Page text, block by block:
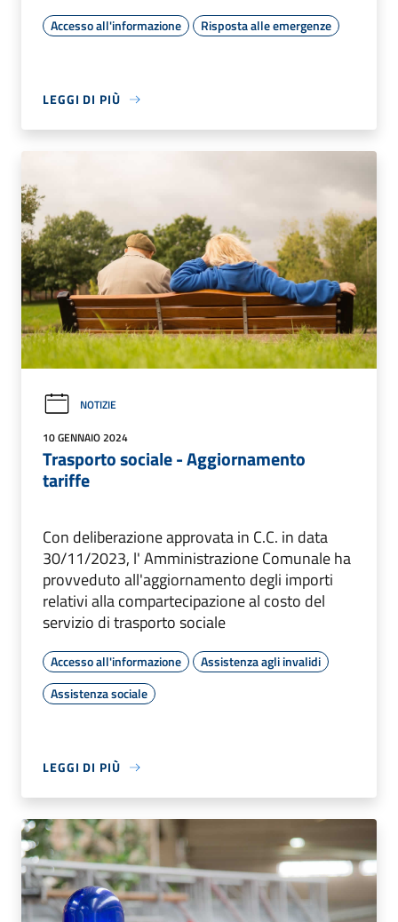
Accesso all'informazione Risposta alle emergenze
LEGGI DI PIÙ
NOTIZIE
10 GENNAIO 2024
Trasporto sociale - Aggiornamento
tariffe
Con deliberazione approvata in C.C. in data
30/11/2023, l' Amministrazione Comunale ha
provveduto all'aggiornamento degli importi
relativi alla compartecipazione al costo del
servizio di trasporto sociale
Accesso all'informazione
Assistenza agli invalidi
Assistenza sociale
LEGGI DI PIÙ